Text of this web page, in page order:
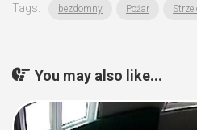
Tags: bezdomny Pożar
You may also like...